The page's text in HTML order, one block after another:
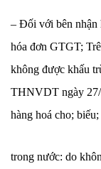
– Đối với bên nhận
hóa đơn GTGT;
không được khấu
THNVDT ngày 27/
hàng hoá cho;
trong nước: do